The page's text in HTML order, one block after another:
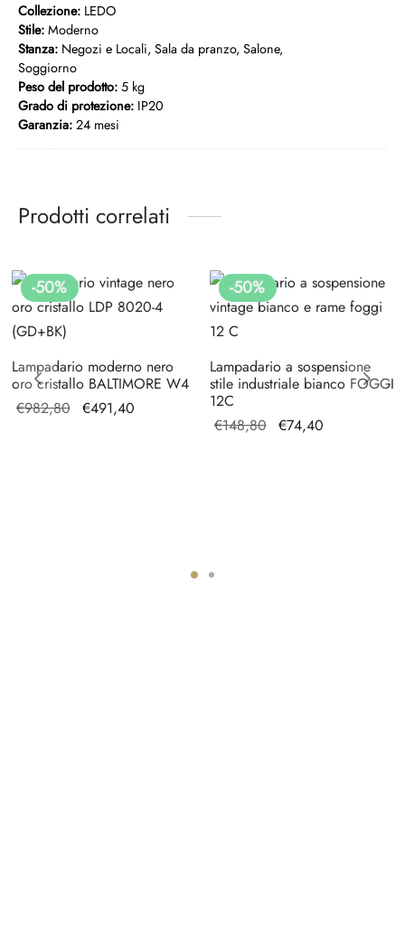
Collezione: LEDO
Stile: Moderno
Stanza: Negozi e Locali, Sala da pranzo, Salone,
Soggiorno
Peso del prodotto: 5 kg
Grado di protezione: IP20
Garanzia: 24 mesi
Prodotti correlati
-50%
Lampadario moderno nero
oro cristallo BALTIMORE W4
€982,80 Il prezzo
€491,40
-50%
Lampadario a sospensione
stile industriale bianco FOGGI
12C
€148,80 Il prezzo
€74,40